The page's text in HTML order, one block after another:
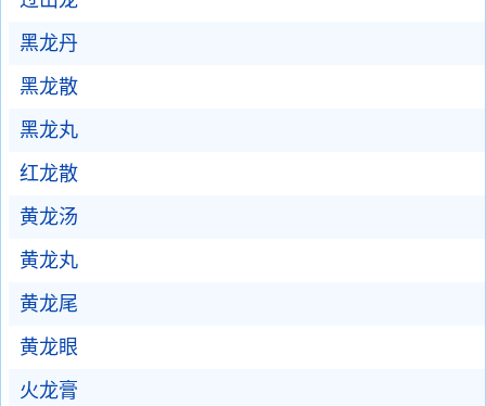
黑龙丹
黑龙散
黑龙丸
红龙散
黄龙汤
黄龙丸
黄龙尾
黄龙眼
火龙膏